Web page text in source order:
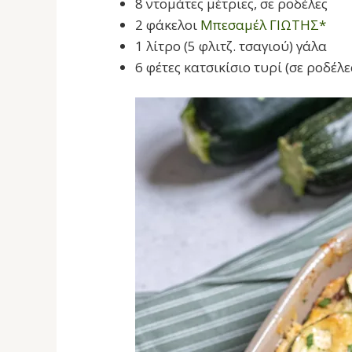
2 φάκελοι Μπεσαμέλ ΓΙΩΤΗΣ*
1 λίτρο (5 φλιτζ. τσαγιού) γάλα
6 φέτες κατσικίσιο τυρί (σε